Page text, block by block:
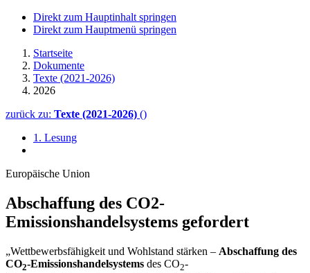
Direkt zum Hauptinhalt springen
Direkt zum Hauptmenü springen
Startseite
Dokumente
Texte (2021-2026)
2026
zurück zu: Texte (2021-2026) ()
1. Lesung
Europäische Union
Abschaffung des CO2-
Emissionshandelsystems gefordert
„Wettbewerbsfähigkeit und Wohlstand stärken – Abschaffung des
CO2-Emissionshandelsystems des CO2-